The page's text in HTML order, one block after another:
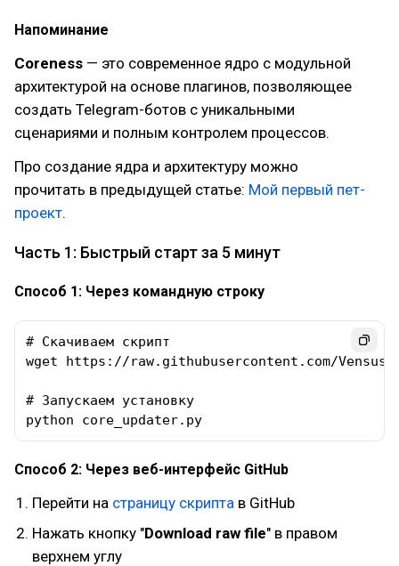
Напоминание
Coreness — это современное ядро с модульной
архитектурой на основе плагинов, позволяющее
создать Telegram-ботов с уникальными
сценариями и полным контролем процессов.
Про создание ядра и архитектуру можно
прочитать в предыдущей статье: Мой первый пет-
проект.
Часть 1: Быстрый старт за 5 минут
Способ 1: Через командную строку
# Скачиваем скрипт
wget https://raw.githubusercontent.com/
# Запускаем установку
python core_updater.py
Способ 2: Через веб-интерфейс GitHub
Перейти на страницу скрипта в GitHub
Нажать кнопку "Download raw file" в правом
верхнем углу